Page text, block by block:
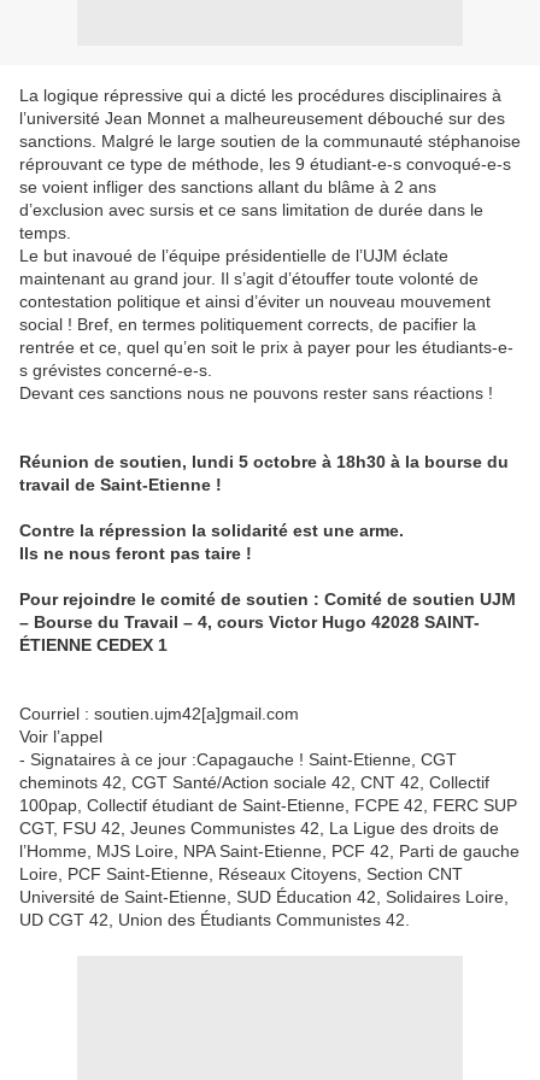
La logique répressive qui a dicté les procédures disciplinaires à
l’université Jean Monnet a malheureusement débouché sur des
sanctions. Malgré le large soutien de la communauté stéphanoise
réprouvant ce type de méthode, les 9 étudiant-e-s convoqué-e-s
se voient infliger des sanctions allant du blâme à 2 ans
d’exclusion avec sursis et ce sans limitation de durée dans le
temps.
Le but inavoué de l’équipe présidentielle de l’UJM éclate
maintenant au grand jour. Il s’agit d’étouffer toute volonté de
contestation politique et ainsi d’éviter un nouveau mouvement
social ! Bref, en termes politiquement corrects, de pacifier la
rentrée et ce, quel qu’en soit le prix à payer pour les étudiants-e-
s grévistes concerné-e-s.
Devant ces sanctions nous ne pouvons rester sans réactions !
Réunion de soutien, lundi 5 octobre à 18h30 à la bourse du
travail de Saint-Etienne !
Contre la répression la solidarité est une arme.
Ils ne nous feront pas taire !
Pour rejoindre le comité de soutien : Comité de soutien UJM
– Bourse du Travail – 4, cours Victor Hugo 42028 SAINT-
ÉTIENNE CEDEX 1
Courriel : soutien.ujm42[a]gmail.com
Voir l’appel
- Signataires à ce jour :Capagauche ! Saint-Etienne, CGT
cheminots 42, CGT Santé/Action sociale 42, CNT 42, Collectif
100pap, Collectif étudiant de Saint-Etienne, FCPE 42, FERC SUP
CGT, FSU 42, Jeunes Communistes 42, La Ligue des droits de
l’Homme, MJS Loire, NPA Saint-Etienne, PCF 42, Parti de gauche
Loire, PCF Saint-Etienne, Réseaux Citoyens, Section CNT
Université de Saint-Etienne, SUD Éducation 42, Solidaires Loire,
UD CGT 42, Union des Étudiants Communistes 42.